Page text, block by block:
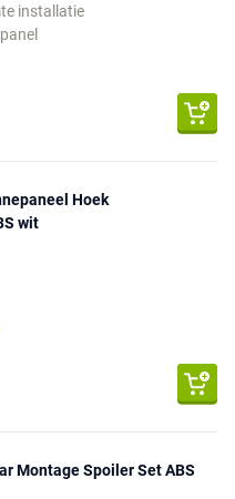
installatie
Hoek
wit
Montage Spoiler Set ABS